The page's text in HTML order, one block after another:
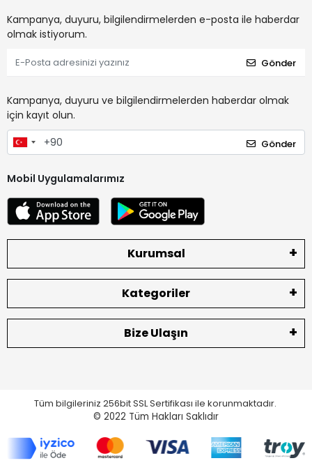
Kampanya, duyuru, bilgilendirmelerden e-posta ile haberdar
olmak istiyorum.
Gönder
Kampanya, duyuru ve bilgilendirmelerden haberdar olmak
için kayıt olun.
Gönder
Mobil Uygulamalarımız
Kurumsal
Kategoriler
Bize Ulaşın
Tüm bilgileriniz 256bit SSL Sertifikası ile korunmaktadır.
© 2022 Tüm Hakları Saklıdır